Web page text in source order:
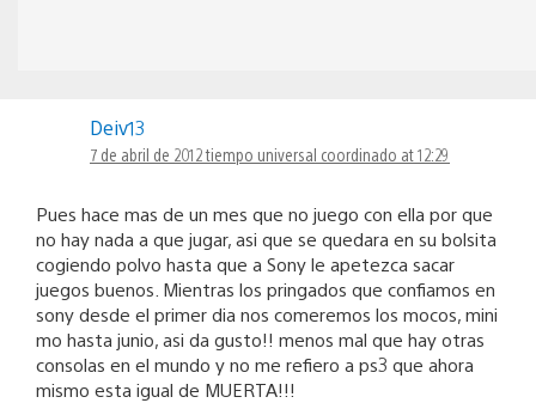
Deiv13
7 de abril de 2012 tiempo universal coordinado at 12:29
Pues hace mas de un mes que no juego con ella por que
no hay nada a que jugar, asi que se quedara en su bolsita
cogiendo polvo hasta que a Sony le apetezca sacar
juegos buenos. Mientras los pringados que confiamos en
sony desde el primer dia nos comeremos los mocos, mini
mo hasta junio, asi da gusto!! menos mal que hay otras
consolas en el mundo y no me refiero a ps3 que ahora
mismo esta igual de MUERTA!!!